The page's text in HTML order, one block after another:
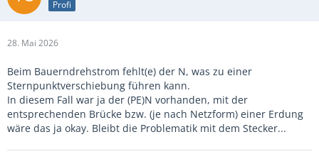
Profi
28. Mai 2026
Beim Bauerndrehstrom fehlt(e) der N, was zu einer
Sternpunktverschiebung führen kann.
In diesem Fall war ja der (PE)N vorhanden, mit der
entsprechenden Brücke bzw. (je nach Netzform) einer Erdung
wäre das ja okay. Bleibt die Problematik mit dem Stecker...